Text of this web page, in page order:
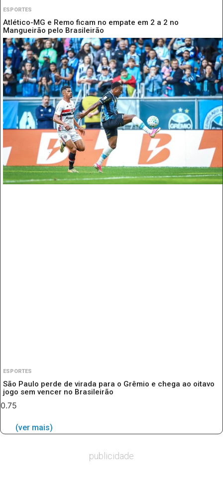
ESPORTES
Atlético-MG e Remo ficam no empate em 2 a 2 no
Mangueirão pelo Brasileirão
ESPORTES
São Paulo perde de virada para o Grêmio e chega ao oitavo
jogo sem vencer no Brasileirão
(ver mais)
publicidade